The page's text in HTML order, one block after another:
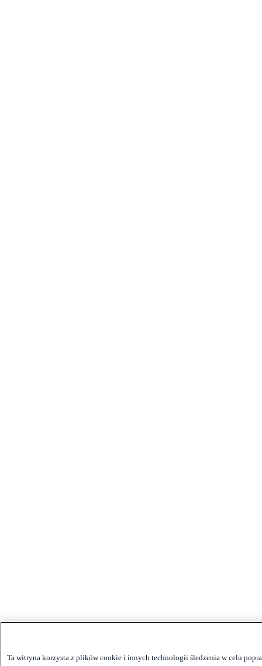
Ta witryna korzysta z plików cookie i innych technologii śledzenia w celu